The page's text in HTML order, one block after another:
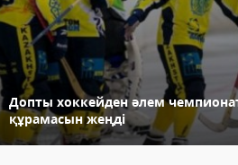
Допты хоккейден әлем
құрамасын жеңді